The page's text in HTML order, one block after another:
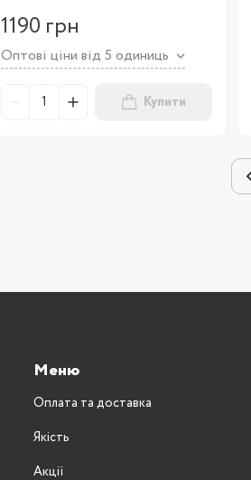
1190 грн
Оптові ціни від 5 одиниць
Купити
Меню
Оплата та доставка
Якість
Акції